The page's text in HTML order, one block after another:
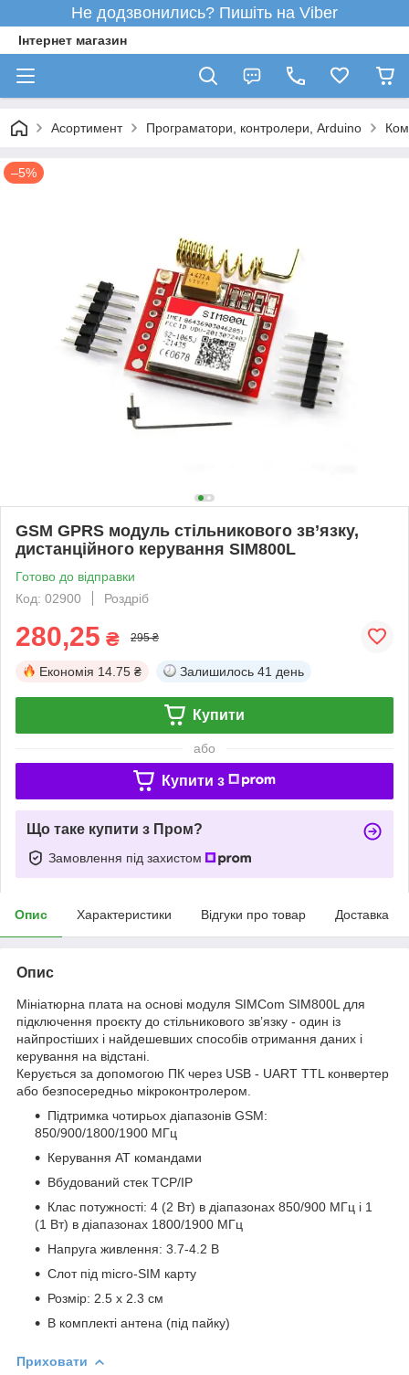
Не додзвонились? Пишіть на Viber
Інтернет магазин
Асортимент Програматори, контролери, Arduino
–5%
GSM GPRS модуль стільникового зв’язку,
дистанційного керування SIM800L
Готово до відправки
Код: 02900
Роздріб
280,25 ₴ 295 ₴
Економія 14.75 ₴ Залишилось 41 день
Купити
або
Купити з
Що таке купити з Пром?
Замовлення під захистом
Опис Характеристики Відгуки про товар Доставка
Опис
Мініатюрна плата на основі модуля SIMCom SIM800L для
підключення проєкту до стільникового зв’язку - один із
найпростіших і найдешевших способів отримання даних і
керування на відстані.
Керується за допомогою ПК через USB - UART TTL конвертер
або безпосередньо мікроконтролером.
Підтримка чотирьох діапазонів GSM:
850/900/1800/1900 МГц
Керування AT командами
Вбудований стек TCP/IP
Клас потужності: 4 (2 Вт) в діапазонах 850/900 МГц і 1
(1 Вт) в діапазонах 1800/1900 МГц
Напруга живлення: 3.7-4.2 В
Слот під micro-SIM карту
Розмір: 2.5 x 2.3 см
В комплекті антена (під пайку)
Приховати